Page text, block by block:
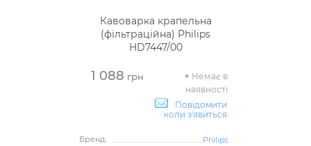
Кавоварка крапельна
(фільтраційна) Philips
HD7447/00
1 088 грн
Немає в
наявності
Повідомити
коли з'явиться
Бренд: Philips